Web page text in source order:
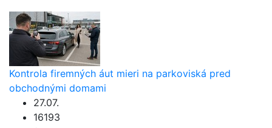
Kontrola firemných áut mieri na parkoviská pred
obchodnými domami
27.07.
16193